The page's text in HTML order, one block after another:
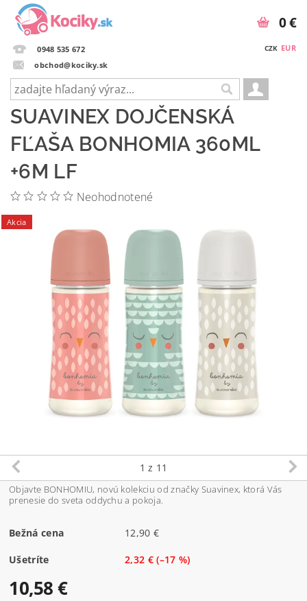
0948 535 672
obchod@kociky.sk
CZK EUR
0 €
SUAVINEX DOJČENSKÁ
FĽAŠA BONHOMIA 360ML
+6M LF
Neohodnotené
Akcia
1 z 11
Objavte BONHOMIU, novú kolekciu od značky Suavinex, ktorá Vás
prenesie do sveta oddychu a pokoja.
Bežná cena 12,90 €
Ušetríte 2,32 €(–17 %)
10,58 €